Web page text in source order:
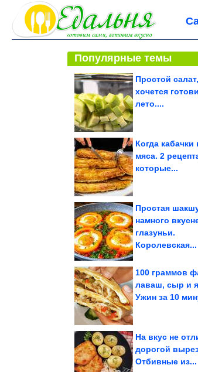
Популярные темы
Простой
хочется
лето....
Когда кабачки
мяса. 2
которые...
Простая
намного
глазуньи.
Королевская...
100 граммов
лаваш, сыр и
Ужин за 10
На вкус не
дорогой
Отбивные из...